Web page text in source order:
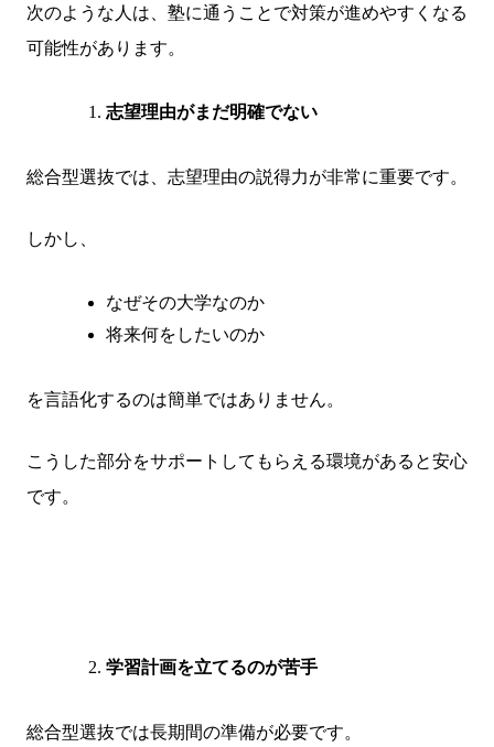
次のような人は、塾に通うことで対策が進めやすくなる
可能性があります。
志望理由がまだ明確でない
総合型選抜では、志望理由の説得力が非常に重要です。
しかし、
なぜその大学なのか
将来何をしたいのか
を言語化するのは簡単ではありません。
こうした部分をサポートしてもらえる環境があると安心
です。
学習計画を立てるのが苦手
総合型選抜では長期間の準備が必要です。